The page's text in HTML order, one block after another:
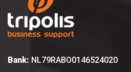
Bank: NL79RABO0146524020